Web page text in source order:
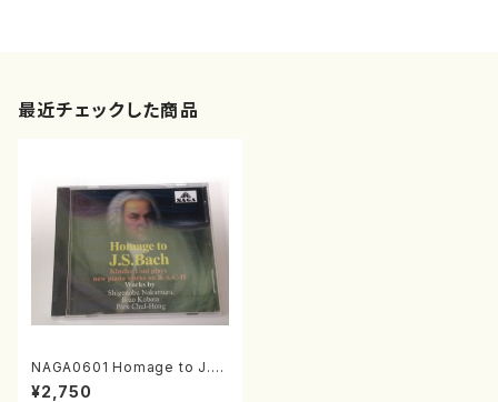
最近チェックした商品
NAGA0601 Homage to J.S.
Bach(ピアノ/碓井貴美子/CD)
¥2,750